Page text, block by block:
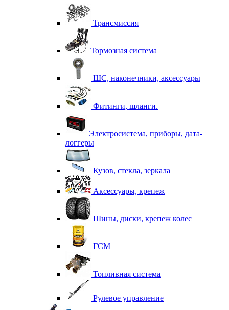
Трансмиссия
Тормозная система
ШС, наконечники, аксессуары
Фитинги, шланги.
Электросистема, приборы, дата-
логгеры
Кузов, стекла, зеркала
Аксессуары, крепеж
Шины, диски, крепеж колес
ГСМ
Топливная система
Рулевое управление